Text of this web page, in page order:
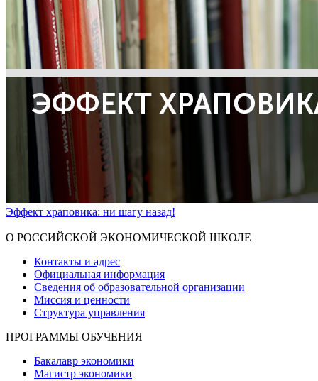
Эффект храповика: ни шагу назад!
О РОССИЙСКОЙ ЭКОНОМИЧЕСКОЙ ШКОЛЕ
Контакты и адрес
Официальная информация
Сведения об образовательной организации
Миссия и ценности
Структура управления
ПРОГРАММЫ ОБУЧЕНИЯ
Бакалавр экономики
Магистр экономики